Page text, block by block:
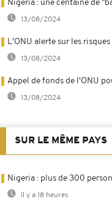
Nigeria : une centaine de
13/08/2024
L'ONU alerte sur les
13/08/2024
Appel de fonds de l'ONU
13/08/2024
SUR LE MÊME PAYS
Nigeria : plus de 300
Il y a 18 heures